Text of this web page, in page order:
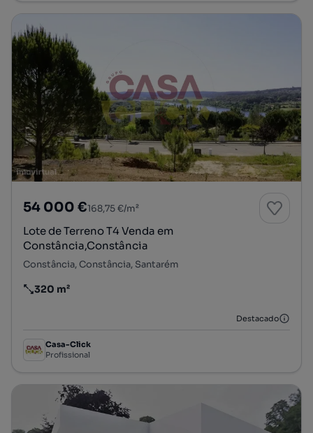
54 000 €168,75 €/m²
Lote de Terreno T4 Venda em
Constância,Constância
Constância, Constância, Santarém
Preço por metro quadrado
320 m²
Destacado
Casa-Click
Profissional